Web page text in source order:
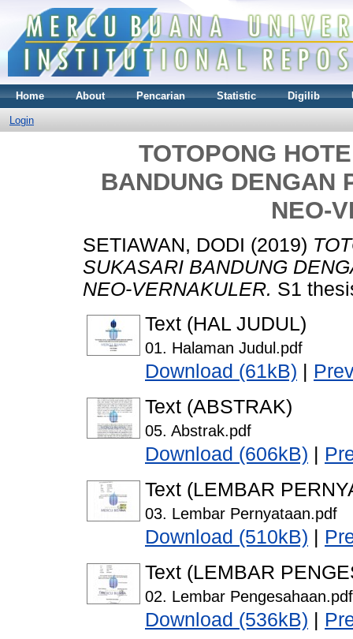
Home About Pencarian Statistic Digilib
Login
TOTOPONG
BANDUNG DENGAN
NEO-
SETIAWAN, DODI (2019)
SUKASARI BANDUNG
NEO-VERNAKULER. S1
Text (HAL JUDUL)
01. Halaman Judul.pdf
Download (61kB)
Text (ABSTRAK)
05. Abstrak.pdf
Download (606kB)
Text (LEMBAR
03. Lembar Pernyataan.pdf
Download (510kB)
Text (LEMBAR
02. Lembar Pengesahaan.pdf
Download (536kB)